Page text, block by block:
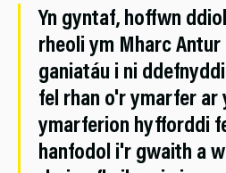
Yn gyntaf, hoffwn
rheoli ym Mharc
ganiatáu i ni
fel rhan o'r ymarfer ar
ymarferion hyfforddi
hanfodol i'r gwaith a